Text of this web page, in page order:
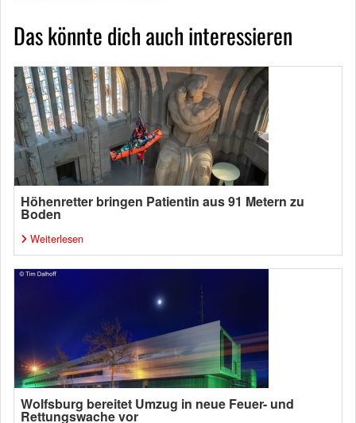
Das könnte dich auch interessieren
Höhenretter bringen Patientin aus 91 Metern zu
Boden
Weiterlesen
Wolfsburg bereitet Umzug in neue Feuer- und
Rettungswache vor